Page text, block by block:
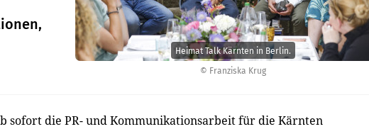
© Franziska Krug
Heimat Talk Kärnten in Berlin.
sofort die PR- und Kommunikationsarbeit für die Kärnten